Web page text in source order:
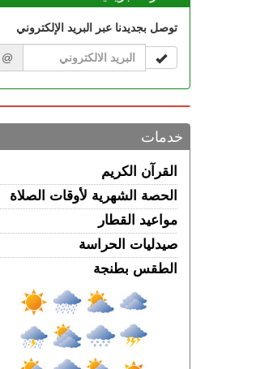
توصل بجديدنا عبر البريد الإلكتروني
@
خدمات
القرآن الكريم
الحصة الشهرية لأوقات الصلاة
مواعيد القطار
صيدليات الحراسة
الطقس بطنجة